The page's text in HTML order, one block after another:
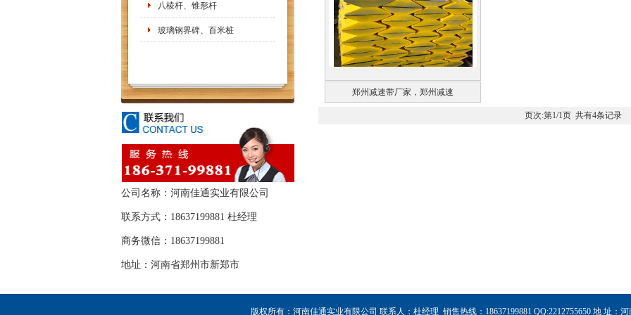
八棱杆、锥形杆
玻璃钢界碑、百米桩
公司名称：河南佳通实业有限公司
联系方式：18637199881 杜经理
商务微信：18637199881
地址：河南省郑州市新郑市
郑州减速带厂家，郑州减速
页次:第1/1页 共有4条记录
版权所有：河南佳通实业有限公司 联系人：杜经理 销售热线：18637199881 QQ:2212755650 地 址：